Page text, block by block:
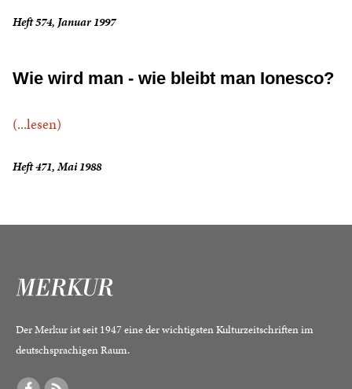
Heft 574, Januar 1997
Wie wird man - wie bleibt man Ionesco?
(...lesen)
Heft 471, Mai 1988
Der Merkur ist seit 1947 eine der wichtigsten Kulturzeitschriften im
deutschsprachigen Raum.